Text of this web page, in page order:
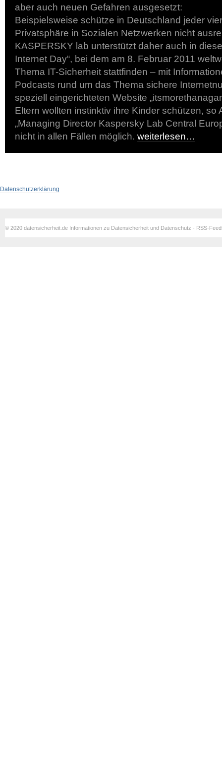
aber auch neuen Gefahren ausgesetzt:
Beispielsweise schütze in Deutschland jeder
Privatsphäre in Sozialen Netzwerken nicht
KASPERSKY lab unterstützt daher auch in
Internet Day“, bei dem am 8. Februar 2011
Thema IT-Sicherheit stattfinden – mit
Podcasts rund um das Thema sichere
speziell eingerichteten Website
Eltern wollten instinktiv ihre Kinder schützen, so
„Managing Director Kaspersky Lab Central
nicht in allen Fällen möglich. weiterlesen…
Datenschutzerklärung
© 2020 datensicherheit.de Informationen zu Datensicherheit und Datenschutz - RSS-